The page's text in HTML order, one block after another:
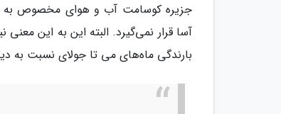
جزیره کوسامت آب و هوای مخصوص به
آسا قرار نمی‌گیرد. البته این به این
بارندگی ماه‌های می تا جولای نسبت به